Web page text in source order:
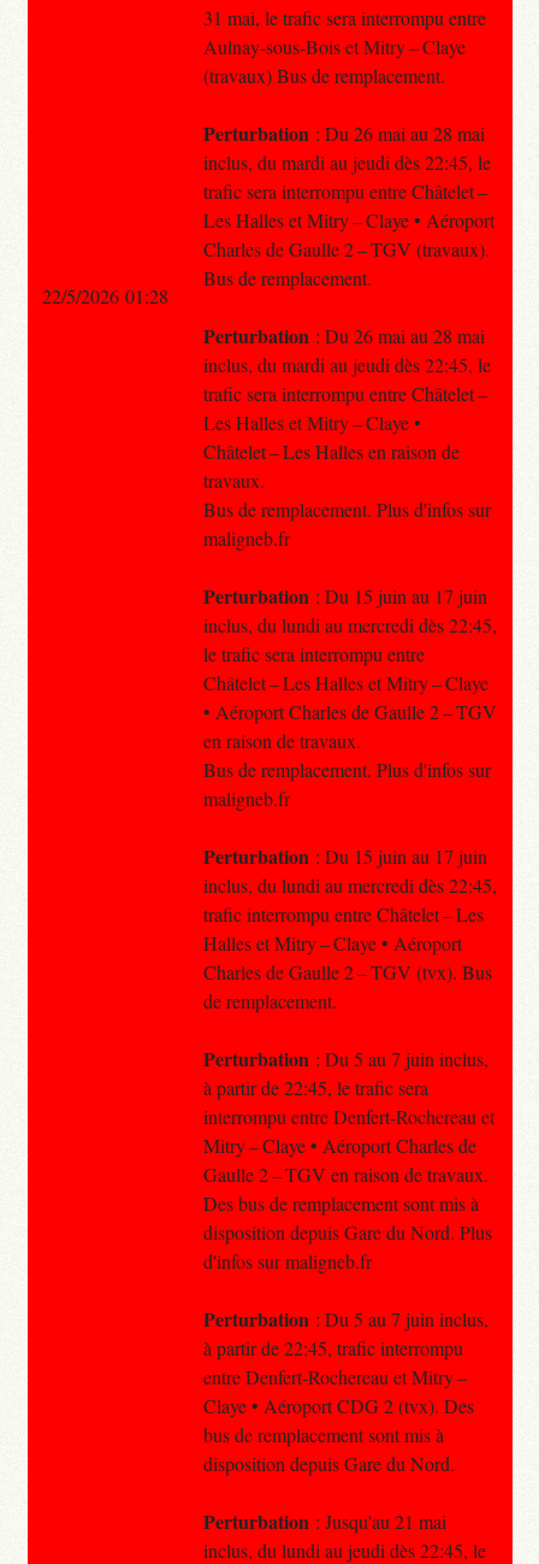
31 mai, le trafic sera interrompu entre
Aulnay-sous-Bois et Mitry – Claye
(travaux) Bus de remplacement.
Perturbation : Du 26 mai au 28 mai
inclus, du mardi au jeudi dès 22:45, le
trafic sera interrompu entre Châtelet –
Les Halles et Mitry – Claye • Aéroport
Charles de Gaulle 2 – TGV (travaux).
Bus de remplacement.
Perturbation : Du 26 mai au 28 mai
inclus, du mardi au jeudi dès 22:45, le
trafic sera interrompu entre Châtelet –
Les Halles et Mitry – Claye •
Châtelet – Les Halles en raison de
travaux.
Bus de remplacement. Plus d'infos sur
maligneb.fr
Perturbation : Du 15 juin au 17 juin
inclus, du lundi au mercredi dès 22:45,
le trafic sera interrompu entre
Châtelet – Les Halles et Mitry – Claye
• Aéroport Charles de Gaulle 2 – TGV
en raison de travaux.
Bus de remplacement. Plus d'infos sur
maligneb.fr
Perturbation : Du 15 juin au 17 juin
inclus, du lundi au mercredi dès 22:45,
trafic interrompu entre Châtelet – Les
Halles et Mitry – Claye • Aéroport
Charles de Gaulle 2 – TGV (tvx). Bus
de remplacement.
Perturbation : Du 5 au 7 juin inclus,
à partir de 22:45, le trafic sera
interrompu entre Denfert-Rochereau et
Mitry – Claye • Aéroport Charles de
Gaulle 2 – TGV en raison de travaux.
Des bus de remplacement sont mis à
disposition depuis Gare du Nord. Plus
d'infos sur maligneb.fr
Perturbation : Du 5 au 7 juin inclus,
à partir de 22:45, trafic interrompu
entre Denfert-Rochereau et Mitry –
Claye • Aéroport CDG 2 (tvx). Des
bus de remplacement sont mis à
disposition depuis Gare du Nord.
Perturbation : Jusqu'au 21 mai
inclus, du lundi au jeudi dès 22:45, le
22/5/2026 01:28